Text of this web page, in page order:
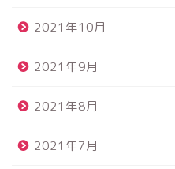
2021年10月
2021年9月
2021年8月
2021年7月